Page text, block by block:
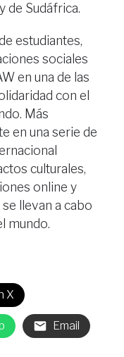
de Sudáfrica.
estudiantes,
sociales
en una de las
con el
Más
en una serie de
culturales,
online y
llevan a cabo
mundo.
X
Email